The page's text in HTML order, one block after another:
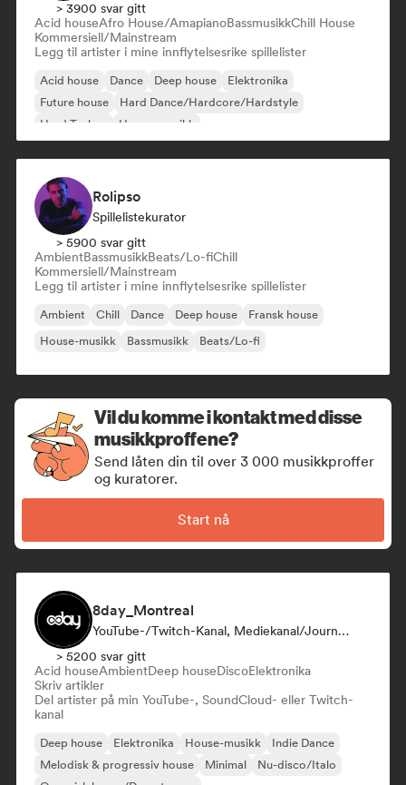
> 3900 svar gitt
Acid houseAfro House/AmapianoBassmusikkChill House
Kommersiell/Mainstream
Legg til artister i mine innflytelsesrike spillelister
Acid house Dance Deep house
Elektronika
Future house
Hard Dance/Hardcore/Hardstyle
Hard Techno
House-musikk
Rolipso
Spillelistekurator
> 5900 svar gitt
AmbientBassmusikkBeats/Lo-fiChill
Kommersiell/Mainstream
Legg til artister i mine innflytelsesrike spillelister
Ambient Chill Dance Deep house
Fransk house
House-musikk
Bassmusikk Beats/Lo-fi
Vil du komme i kontakt med disse
musikkproffene?
Send låten din til over 3 000 musikkproffer
og kuratorer.
Start nå
8day_Montreal
YouTube-/Twitch-Kanal, Mediekanal/journalist
> 5200 svar gitt
Acid houseAmbientDeep houseDiscoElektronika
Skriv artikler
Del artister på min YouTube-, SoundCloud- eller Twitch-
kanal
Deep house Elektronika House-musikk
Indie Dance
Melodisk & progressiv house
Minimal
Nu-disco/Italo